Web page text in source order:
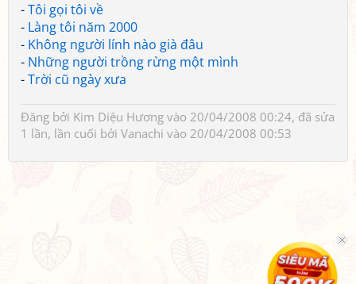
-Tôi gọi tôi về
- Làng tôi năm 2000
- Không người lính nào già đâu
- Những người trồng rừng một mình
-Trời cũ ngày xưa
Đăng bởi Kim Diệu Hương vào 20/04/2008 00:24, đã sửa
1 lần, lần cuối bởi Vanachi vào 20/04/2008 00:53